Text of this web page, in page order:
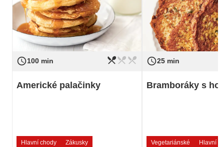
access_time100 min
Obtížnost jednoduché
restaurant_menurestaurant_menurestaurant_menu
Americké palačinky
Hlavní chody Zákusky
access_time25 min
Obtížnost
Bramboráky s
Vegetariánské Hlavní